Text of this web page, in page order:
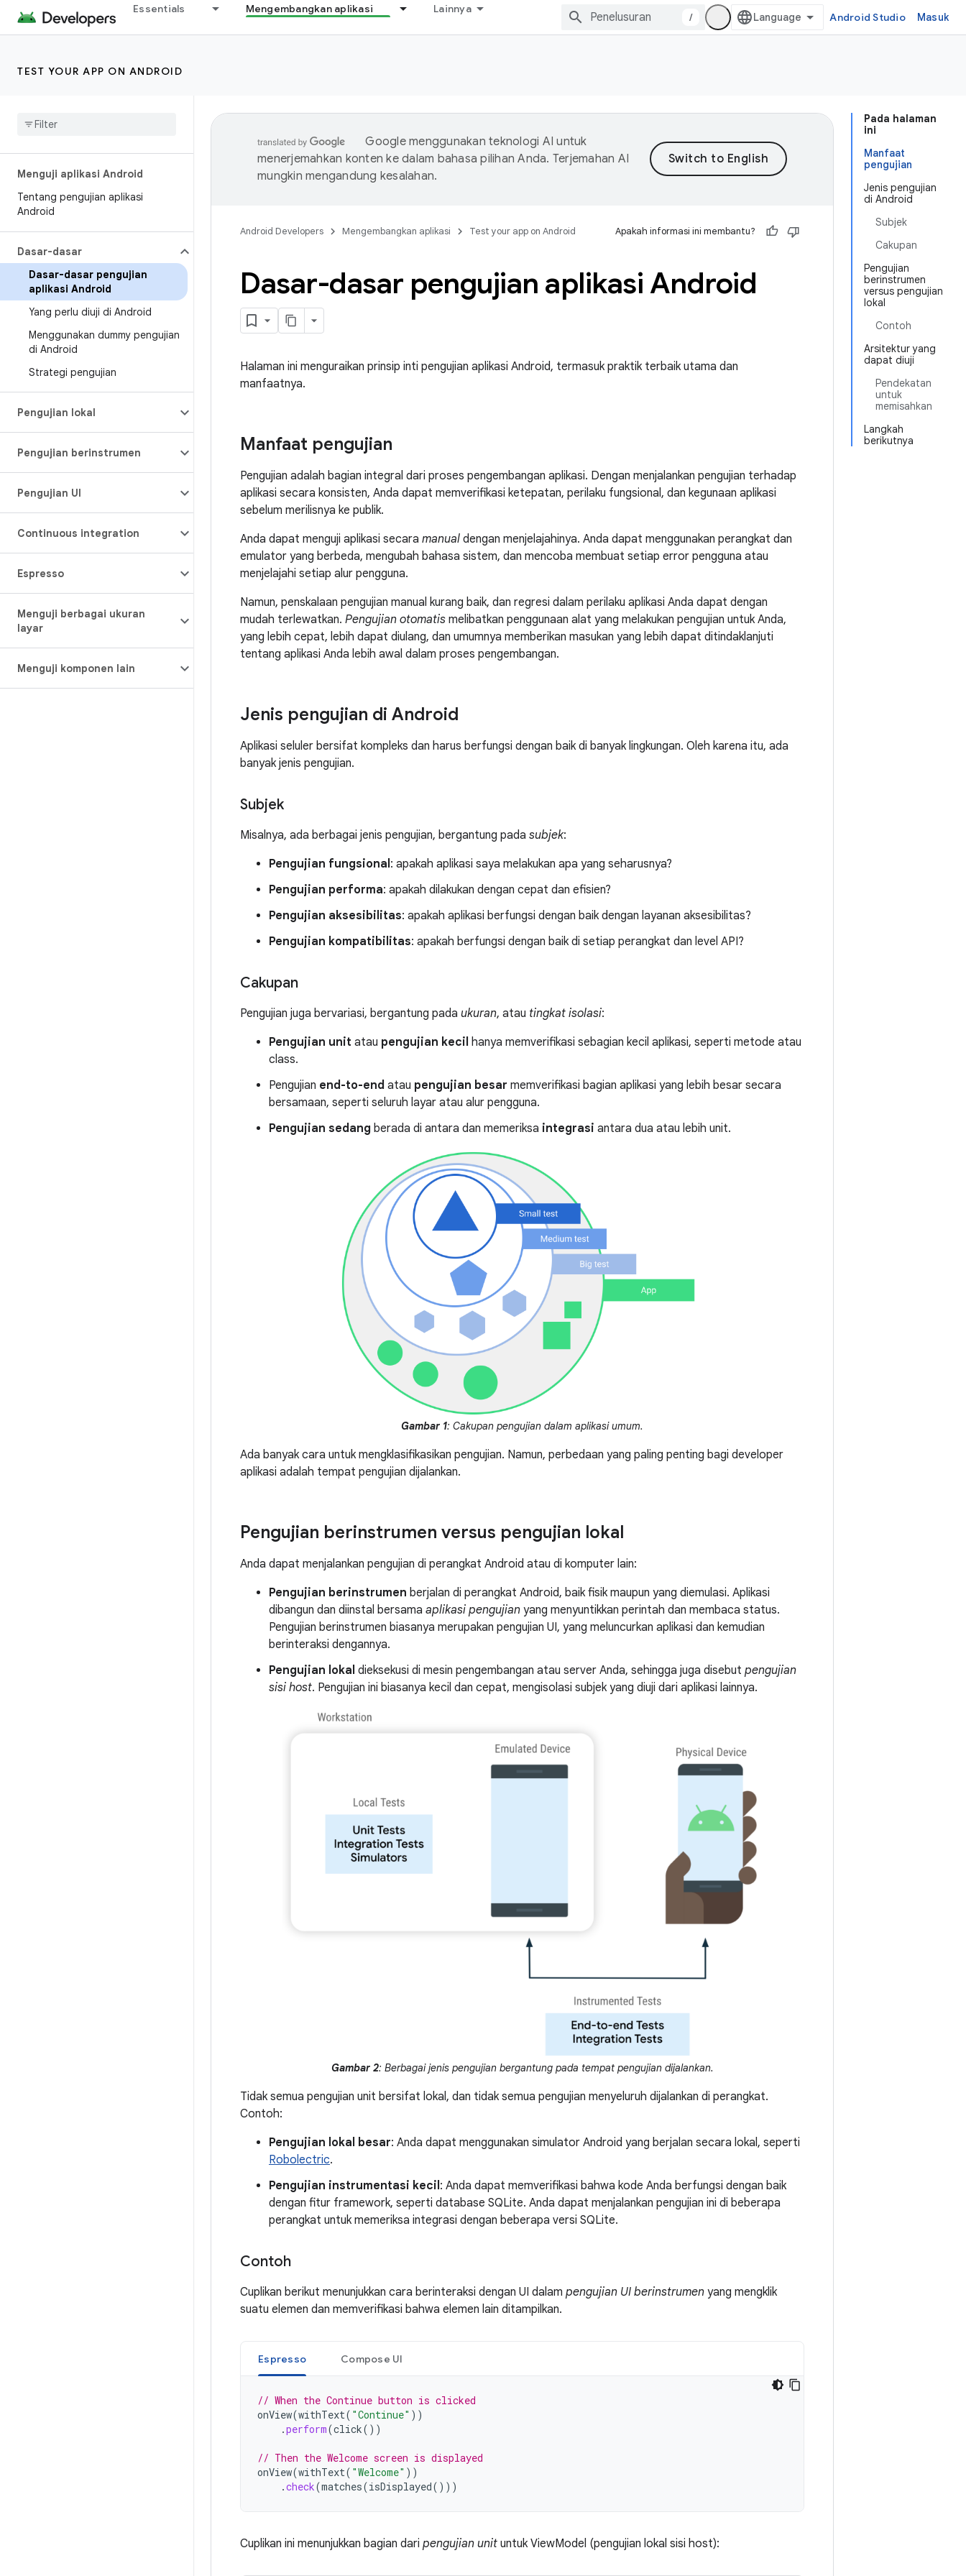
Essentials Mengembangkan aplikasi Lainnya
/ Android Studio Masuk
TEST YOUR APP ON ANDROID
Menguji aplikasi Android
Tentang pengujian aplikasi
Android
Dasar-dasar
Dasar-dasar pengujian
aplikasi Android
Yang perlu diuji di Android
Menggunakan dummy pengujian
di Android
Strategi pengujian
Pengujian lokal
Pengujian berinstrumen
Pengujian UI
Continuous integration
Espresso
Menguji berbagai ukuran
layar
Menguji komponen lain
Pada halaman
ini
Manfaat
pengujian
Jenis pengujian
di Android
Subjek
Cakupan
Pengujian
berinstrumen
versus pengujian
lokal
Contoh
Arsitektur yang
dapat diuji
Pendekatan
untuk
memisahkan
Langkah
berikutnya
Google menggunakan teknologi AI untuk
menerjemahkan konten ke dalam bahasa pilihan Anda. Terjemahan AI
mungkin mengandung kesalahan.
Android Developers Mengembangkan aplikasi Test your app on Android Apakah informasi ini membantu?
Dasar-dasar pengujian aplikasi Android
Halaman ini menguraikan prinsip inti pengujian aplikasi Android, termasuk praktik terbaik utama dan
manfaatnya.
Manfaat pengujian
Pengujian adalah bagian integral dari proses pengembangan aplikasi. Dengan menjalankan pengujian terhadap
aplikasi secara konsisten, Anda dapat memverifikasi ketepatan, perilaku fungsional, dan kegunaan aplikasi
sebelum merilisnya ke publik.
Anda dapat menguji aplikasi secara manual dengan menjelajahinya. Anda dapat menggunakan perangkat dan
emulator yang berbeda, mengubah bahasa sistem, dan mencoba membuat setiap error pengguna atau
menjelajahi setiap alur pengguna.
Namun, penskalaan pengujian manual kurang baik, dan regresi dalam perilaku aplikasi Anda dapat dengan
mudah terlewatkan. Pengujian otomatis melibatkan penggunaan alat yang melakukan pengujian untuk Anda,
yang lebih cepat, lebih dapat diulang, dan umumnya memberikan masukan yang lebih dapat ditindaklanjuti
tentang aplikasi Anda lebih awal dalam proses pengembangan.
Jenis pengujian di Android
Aplikasi seluler bersifat kompleks dan harus berfungsi dengan baik di banyak lingkungan. Oleh karena itu, ada
banyak jenis pengujian.
Subjek
Misalnya, ada berbagai jenis pengujian, bergantung pada subjek:
Pengujian fungsional: apakah aplikasi saya melakukan apa yang seharusnya?
Pengujian performa: apakah dilakukan dengan cepat dan efisien?
Pengujian aksesibilitas: apakah aplikasi berfungsi dengan baik dengan layanan aksesibilitas?
Pengujian kompatibilitas: apakah berfungsi dengan baik di setiap perangkat dan level API?
Cakupan
Pengujian juga bervariasi, bergantung pada ukuran, atau tingkat isolasi:
Pengujian unit atau pengujian kecil hanya memverifikasi sebagian kecil aplikasi, seperti metode atau
class.
Pengujian end-to-end atau pengujian besar memverifikasi bagian aplikasi yang lebih besar secara
bersamaan, seperti seluruh layar atau alur pengguna.
Pengujian sedang berada di antara dan memeriksa integrasi antara dua atau lebih unit.
Gambar 1: Cakupan pengujian dalam aplikasi umum.
Ada banyak cara untuk mengklasifikasikan pengujian. Namun, perbedaan yang paling penting bagi developer
aplikasi adalah tempat pengujian dijalankan.
Pengujian berinstrumen versus pengujian lokal
Anda dapat menjalankan pengujian di perangkat Android atau di komputer lain:
Pengujian berinstrumen berjalan di perangkat Android, baik fisik maupun yang diemulasi. Aplikasi
dibangun dan diinstal bersama aplikasi pengujian yang menyuntikkan perintah dan membaca status.
Pengujian berinstrumen biasanya merupakan pengujian UI, yang meluncurkan aplikasi dan kemudian
berinteraksi dengannya.
Pengujian lokal dieksekusi di mesin pengembangan atau server Anda, sehingga juga disebut pengujian
sisi host. Pengujian ini biasanya kecil dan cepat, mengisolasi subjek yang diuji dari aplikasi lainnya.
Gambar 2: Berbagai jenis pengujian bergantung pada tempat pengujian dijalankan.
Tidak semua pengujian unit bersifat lokal, dan tidak semua pengujian menyeluruh dijalankan di perangkat.
Contoh:
Pengujian lokal besar: Anda dapat menggunakan simulator Android yang berjalan secara lokal, seperti
Robolectric.
Pengujian instrumentasi kecil : Anda dapat memverifikasi bahwa kode Anda berfungsi dengan baik
dengan fitur framework, seperti database SQLite. Anda dapat menjalankan pengujian ini di beberapa
perangkat untuk memeriksa integrasi dengan beberapa versi SQLite.
Contoh
Cuplikan berikut menunjukkan cara berinteraksi dengan UI dalam pengujian UI berinstrumen yang mengklik
suatu elemen dan memverifikasi bahwa elemen lain ditampilkan.
Espresso Compose UI
// When the Continue button is clicked
onView(withText( "Continue" ))
.perform(click())
// Then the Welcome screen is displayed
onView(withText( "Welcome" ))
.check(matches(isDisplayed()))
Cuplikan ini menunjukkan bagian dari pengujian unit untuk ViewModel (pengujian lokal sisi host):